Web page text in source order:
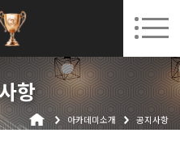
스 개강 08. 12.(수)
회원가입 고객센터
항
아카데미소개 공지사항